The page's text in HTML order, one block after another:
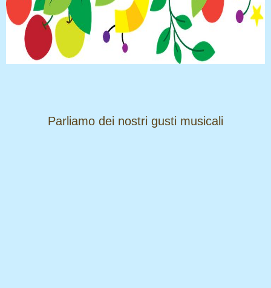
​​​​​​​Parliamo dei nostri gusti musicali